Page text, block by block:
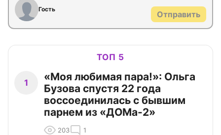
Гость
Отправить
ТОП 5
1
«Моя любимая пара!»: Ольга
Бузова спустя 22 года
воссоединилась с бывшим
парнем из «ДОМа-2»
203 1